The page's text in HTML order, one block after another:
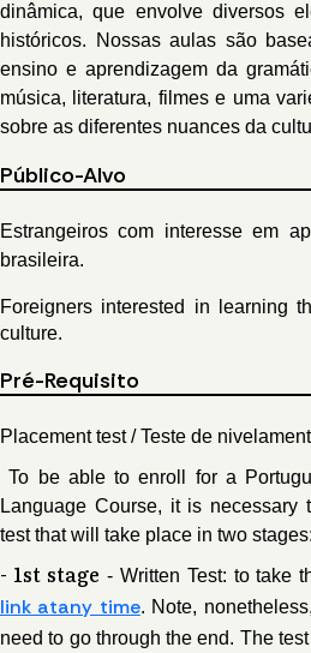
dinâmica, que envolve diversos
históricos. Nossas aulas são
ensino e aprendizagem da
música, literatura, filmes e uma
sobre as diferentes nuances da
Público-Alvo
Estrangeiros com interesse em
brasileira.
Foreigners interested in learning
culture.
Pré-Requisito
Placement test / Teste de
To be able to enroll for a
Language Course, it is necessary
test that will take place in two stages:
- 1st stage - Written Test: to take
link atany time. Note,
need to go through the end. The